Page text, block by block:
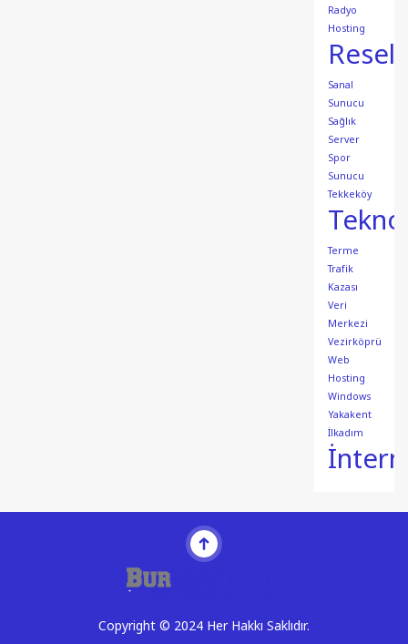
Radyo
Hosting
Sanal
Sunucu
Sağlık
Server
Spor
Sunucu
Tekkeköy
Terme
Trafik
Kazası
Veri
Merkezi
Vezirköprü
Web
Hosting
Windows
Yakakent
İlkadım
Copyright © 2024 Her Hakkı Saklıdır.